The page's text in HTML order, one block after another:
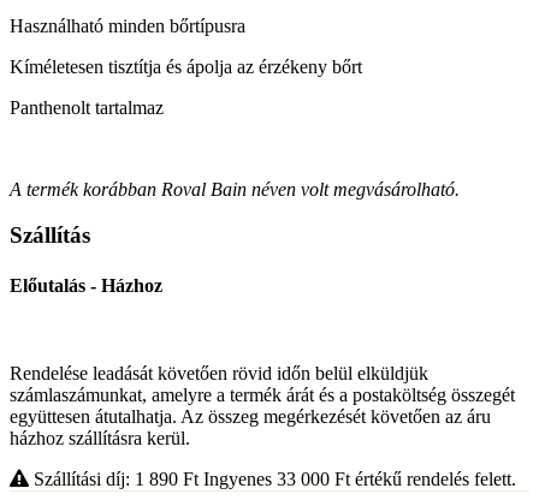
Használható minden bőrtípusra
Kíméletesen tisztítja és ápolja az érzékeny bőrt
Panthenolt tartalmaz
A termék korábban Roval Bain néven volt megvásárolható.
Szállítás
Előutalás - Házhoz
Rendelése leadását követően rövid időn belül elküldjük
számlaszámunkat, amelyre a termék árát és a postaköltség összegét
együttesen átutalhatja. Az összeg megérkezését követően az áru
házhoz szállításra kerül.
Szállítási díj: 1 890 Ft Ingyenes 33 000 Ft értékű rendelés felett.